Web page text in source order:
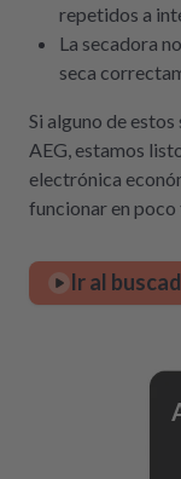
repetidos a
La secadora
seca
Si alguno de
AEG, estamos
electrónica
funcionar en
Ir al